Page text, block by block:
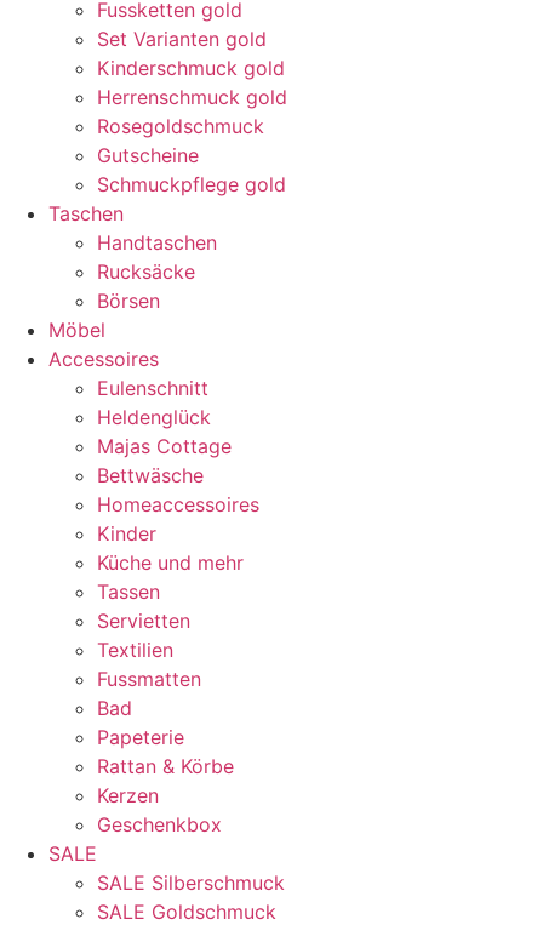
Fussketten gold
Set Varianten gold
Kinderschmuck gold
Herrenschmuck gold
Rosegoldschmuck
Gutscheine
Schmuckpflege gold
Taschen
Handtaschen
Rucksäcke
Börsen
Möbel
Accessoires
Eulenschnitt
Heldenglück
Majas Cottage
Bettwäsche
Homeaccessoires
Kinder
Küche und mehr
Tassen
Servietten
Textilien
Fussmatten
Bad
Papeterie
Rattan & Körbe
Kerzen
Geschenkbox
SALE
SALE Silberschmuck
SALE Goldschmuck